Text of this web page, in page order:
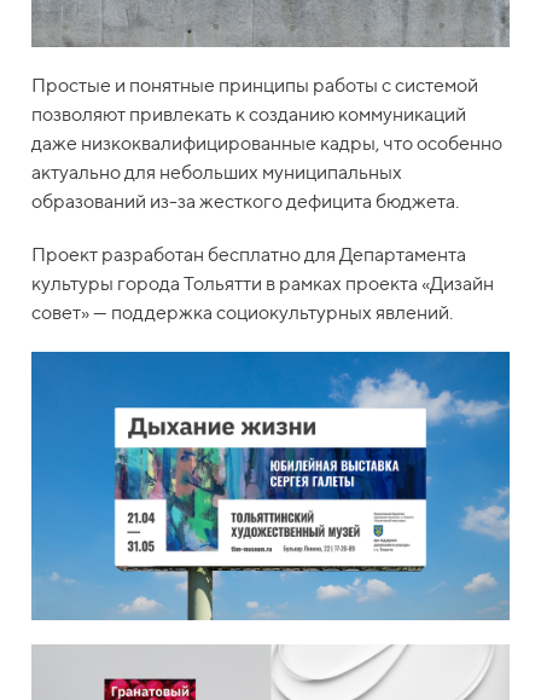
Простые и понятные принципы работы с системой
позволяют привлекать к созданию коммуникаций
даже низкоквалифицированные кадры, что особенно
актуально для небольших муниципальных
образований из-за жесткого дефицита бюджета.
Проект разработан бесплатно для Департамента
культуры города Тольятти в рамках проекта «Дизайн
совет» — поддержка социокультурных явлений.